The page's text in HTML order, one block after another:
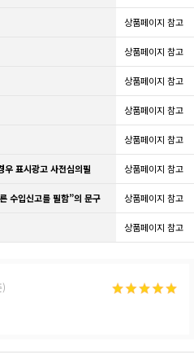
상품페이지 참고
상품페이지 참고
상품페이지 참고
상품페이지 참고
상품페이지 참고
우 표시광고 사전심의필 상품페이지 참고
수입신고를 필함”의 문구 상품페이지 참고
상품페이지 참고